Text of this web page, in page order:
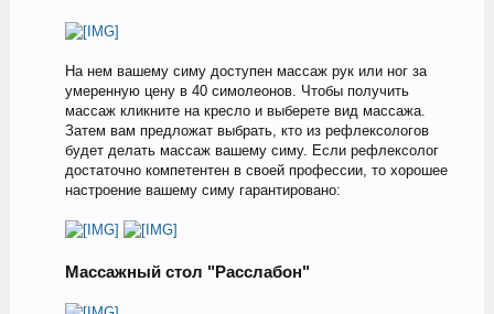
На нем вашему симу доступен массаж рук или ног за
умеренную цену в 40 симолеонов. Чтобы получить
массаж кликните на кресло и выберете вид массажа.
Затем вам предложат выбрать, кто из рефлексологов
будет делать массаж вашему симу. Если рефлексолог
достаточно компетентен в своей профессии, то хорошее
настроение вашему симу гарантировано:
Массажный стол "Расслабон"